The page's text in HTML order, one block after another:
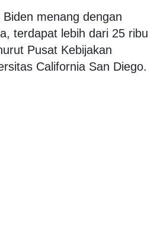
menang dengan
terdapat lebih dari 25 ribu
Pusat Kebijakan
California San Diego.